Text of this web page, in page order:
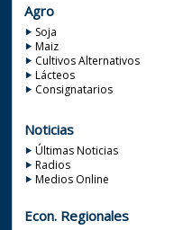
Agro
Soja
Maiz
Cultivos Alternativos
Lácteos
Consignatarios
Noticias
Últimas Noticias
Radios
Medios Online
Econ. Regionales